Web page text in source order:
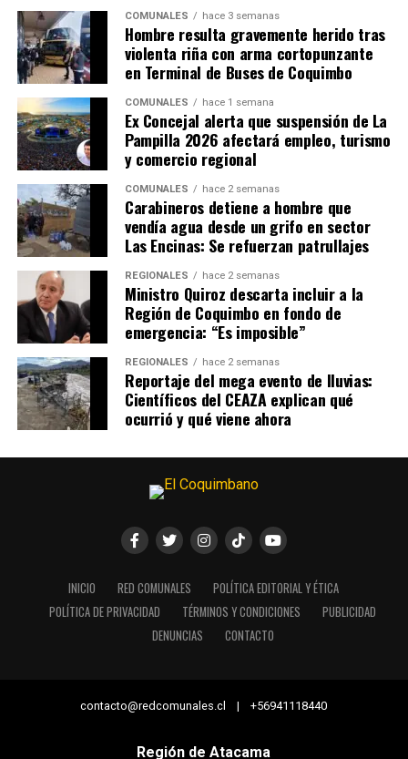
COMUNALES hace 3 semanas
Hombre resulta gravemente herido tras
violenta riña con arma cortopunzante
en Terminal de Buses de Coquimbo
COMUNALES hace 1 semana
Ex Concejal alerta que suspensión de La
Pampilla 2026 afectará empleo, turismo
y comercio regional
COMUNALES hace 2 semanas
Carabineros detiene a hombre que
vendía agua desde un grifo en sector
Las Encinas: Se refuerzan patrullajes
REGIONALES hace 2 semanas
Ministro Quiroz descarta incluir a la
Región de Coquimbo en fondo de
emergencia: “Es imposible”
REGIONALES hace 2 semanas
Reportaje del mega evento de lluvias:
Científicos del CEAZA explican qué
ocurrió y qué viene ahora
INICIO RED COMUNALES
POLÍTICA EDITORIAL Y ÉTICA
POLÍTICA DE PRIVACIDAD
TÉRMINOS Y CONDICIONES
PUBLICIDAD
DENUNCIAS
CONTACTO
contacto@redcomunales.cl | +56941118440
Región de Atacama